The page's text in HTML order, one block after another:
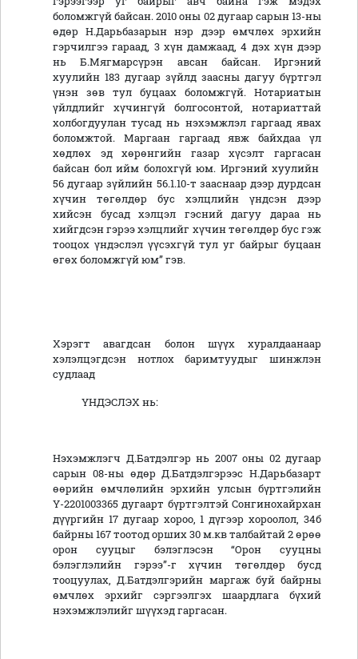
боломжгүй байсан. 2010 оны 02 дугаар сарын 13-ны
өдөр Н.Дарьбазарын нэр дээр өмчлөх эрхийн
гэрчилгээ гараад, 3 хүн дамжаад, 4 дэх хүн дээр
нь Б.Мягмарсүрэн авсан байсан. Иргэний
хуулийн 183 дугаар зүйлд заасны дагуу бүртгэл
үнэн зөв тул буцаах боломжгүй. Нотариатын
үйлдлийг хүчингүй болгосонтой, нотариаттай
холбогдуулан тусад нь нэхэмжлэл гаргаад явах
боломжтой. Маргаан гаргаад явж байхдаа үл
хөдлөх эд хөрөнгийн газар хүсэлт гаргасан
байсан бол ийм болохгүй юм. Иргэний хуулийн
56 дугаар зүйлийн 56.1.10-т зааснаар дээр дурдсан
хүчин төгөлдөр бус хэлцлийн үндсэн дээр
хийсэн бусад хэлцэл гэсний дагуу дараа нь
хийгдсэн гэрээ хэлцлийг хүчин төгөлдөр бус гэж
тооцох үндэслэл үүсэхгүй тул уг байрыг буцаан
өгөх боломжгүй юм” гэв.
Хэрэгт авагдсан болон шүүх хуралдаанаар
хэлэлцэгдсэн нотлох баримтуудыг шинжлэн
судлаад
ҮНДЭСЛЭХ нь:
Нэхэмжлэгч Д.Батдэлгэр нь 2007 оны 02 дугаар
сарын 08-ны өдөр Д.Батдэлгэрээс Н.Дарьбазарт
өөрийн өмчлөлийн эрхийн улсын бүртгэлийн
Ү-2201003365 дугаарт бүртгэлтэй Сонгинохайрхан
дүүргийн 17 дугаар хороо, 1 дүгээр хороолол, 34б
байрны 167 тоотод орших 30 м.кв талбайтай 2 өрөө
орон сууцыг бэлэглэсэн “Орон сууцны
бэлэглэлийн гэрээ”-г хүчин төгөлдөр бусд
тооцуулах, Д.Батдэлгэрийн маргаж буй байрны
өмчлөх эрхийг сэргээлгэх шаардлага бүхий
нэхэмжлэлийг шүүхэд гаргасан.